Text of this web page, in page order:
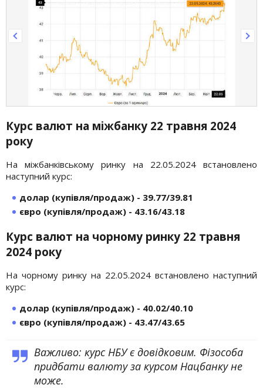
Курс валют на міжбанку 22 травня 2024
року
На міжбанківському ринку на 22.05.2024 встановлено
наступний курс:
долар (купівля/продаж) - 39.77/39.81
євро (купівля/продаж) - 43.16/43.18
Курс валют на чорному ринку 22 травня
2024 року
На чорному ринку на 22.05.2024 встановлено наступний
курс:
долар (купівля/продаж) - 40.02/40.10
євро (купівля/продаж) - 43.47/43.65
Важливо: курс НБУ є довідковим. Фізособа
придбати валюту за курсом Нацбанку не
може.